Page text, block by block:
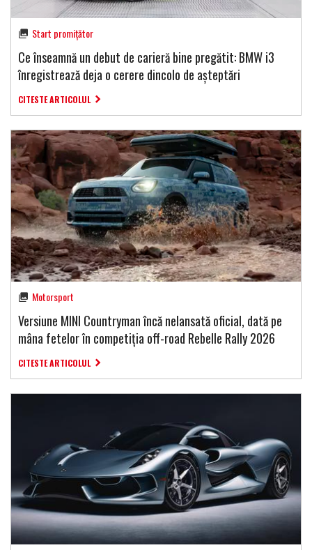
Start promițător
Ce înseamnă un debut de carieră bine pregătit: BMW i3
înregistrează deja o cerere dincolo de așteptări
CITESTE ARTICOLUL
Motorsport
Versiune MINI Countryman încă nelansată oficial, dată pe
mâna fetelor în competiția off-road Rebelle Rally 2026
CITESTE ARTICOLUL